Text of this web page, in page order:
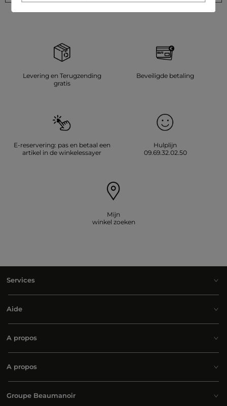
Levering en Terugzending
gratis
Beveiligde betaling
E-reservering: pas en betaal een
artikel in de winkelessayer
Hulplijn
09.69.32.02.50
Mijn
winkel zoeken
Services
Aide
A propos
A propos
Groupe Beaumanoir